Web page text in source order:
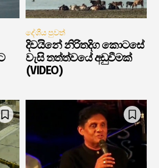
දේශීය පුවත්
දිවයිනේ නිරිතදිග කොටසේ
වැසි තත්ත්වයේ අඩුවීමක්
(VIDEO)